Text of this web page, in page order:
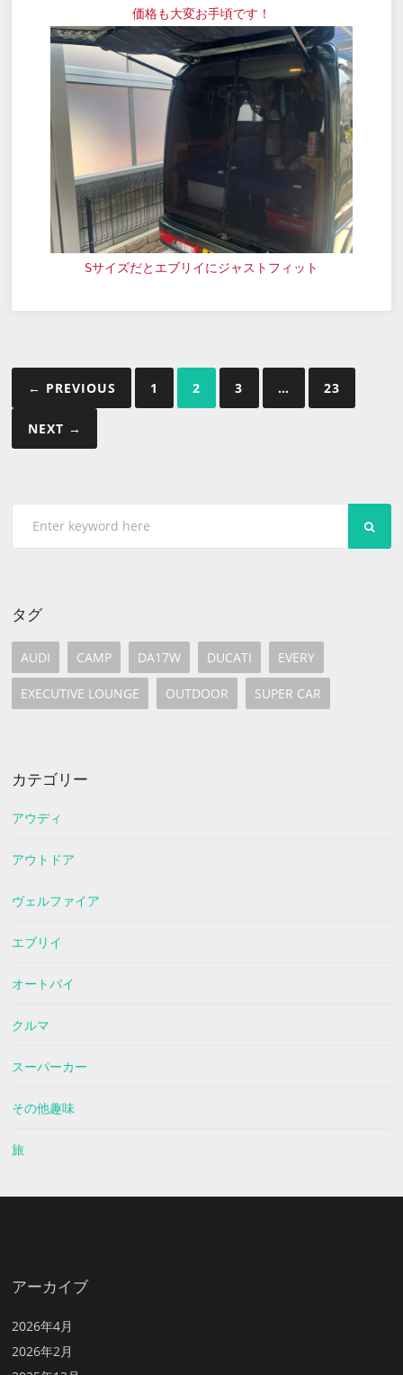
価格も大変お手頃です！
Sサイズだとエブリイにジャストフィット
投
稿
の
ー
ジ
← PREVIOUS 1 2 3 … 23
NEXT →
タグ
AUDI CAMP DA17W DUCATI EVERY
EXECUTIVE LOUNGE OUTDOOR SUPER CAR
カテゴリー
アウディ
アウトドア
ヴェルファイア
エブリイ
オートバイ
クルマ
スーパーカー
その他趣味
旅
アーカイブ
2026年4月
2026年2月